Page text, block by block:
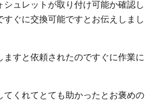
シュレットが取り付け可能か確認し
ぐに交換可能ですとお伝えしまし
ますと依頼されたのですぐに作業に
てくれてとても助かったとお褒めの